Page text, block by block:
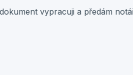
vypracuji a předám